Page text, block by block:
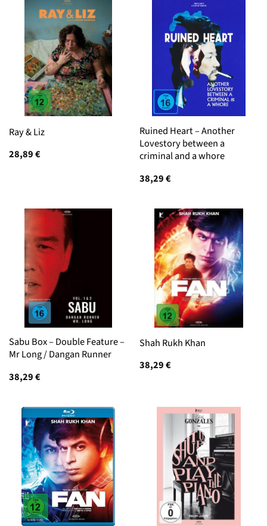
Ray & Liz
28,89€
Ruined Heart – Another
Lovestory between a
criminal and a whore
38,29€
Sabu Box – Double Feature –
Mr Long / Dangan Runner
38,29€
Shah Rukh Khan
38,29€